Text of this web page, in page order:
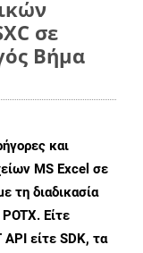
σε
Βήμα
και
MS Excel σε
τη διαδικασία
Είτε
API είτε SDK, τα